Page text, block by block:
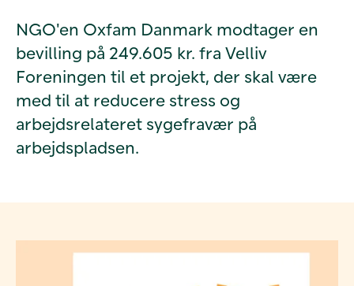
NGO'en Oxfam Danmark modtager en
bevilling på 249.605 kr. fra Velliv
Foreningen til et projekt, der skal være
med til at reducere stress og
arbejdsrelateret sygefravær på
arbejdspladsen.